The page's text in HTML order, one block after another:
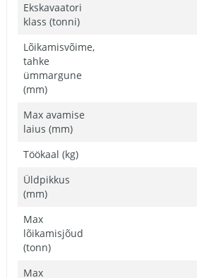
Ekskavaatori
klass (tonni)
Lõikamisvõime,
tahke
ümmargune
(mm)
Max avamise
laius (mm)
Töökaal (kg)
Üldpikkus
(mm)
Max
lõikamisjõud
(tonn)
Max